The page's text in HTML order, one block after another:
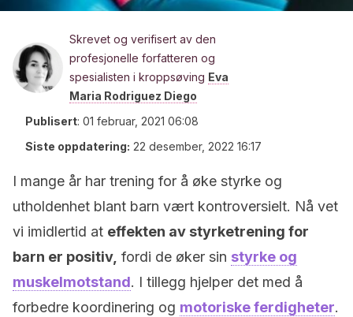
Skrevet og verifisert av den
profesjonelle forfatteren og
spesialisten i kroppsøving Eva
Maria Rodriguez Diego
Publisert: 01 februar, 2021 06:08
Siste oppdatering: 22 desember, 2022 16:17
I mange år har trening for å øke styrke og
utholdenhet blant barn vært kontroversielt. Nå vet
vi imidlertid at effekten av styrketrening for
barn er positiv, fordi de øker sin styrke og
muskelmotstand. I tillegg hjelper det med å
forbedre koordinering og motoriske ferdigheter.